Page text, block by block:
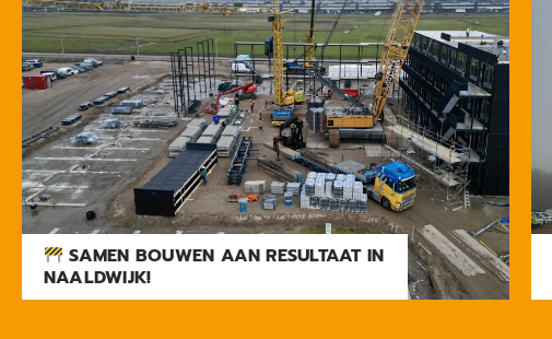
SAMEN BOUWEN AAN RESULTAAT IN
NAALDWIJK!